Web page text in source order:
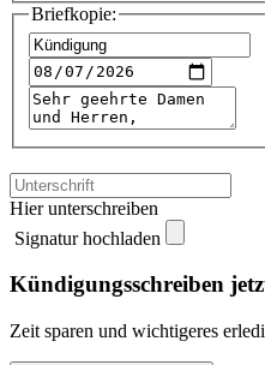
Briefkopie:
Hier unterschreiben
Signatur hochladen
Kündigungsschreiben
Zeit sparen und wichtigeres